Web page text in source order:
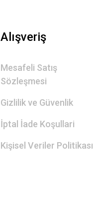
Alışveriş
Mesafeli Satış
Sözleşmesi
Gizlilik ve Güvenlik
İptal İade Koşullari
Kişisel Veriler Politikası